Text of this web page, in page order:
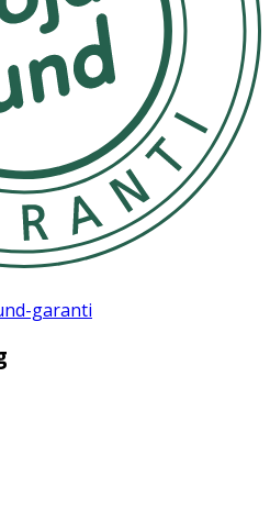
solljus eller nära en
Sugdel: Silikon
garanti